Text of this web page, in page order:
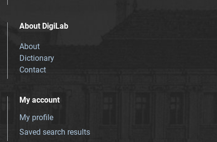
About DigiLab
About
Dictionary
Contact
My account
My profile
Saved search results